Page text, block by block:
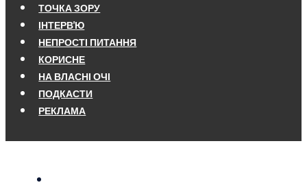
ТОЧКА ЗОРУ
ІНТЕРВ'Ю
НЕПРОСТІ ПИТАННЯ
КОРИСНЕ
НА ВЛАСНІ ОЧІ
ПОДКАСТИ
РЕКЛАМА